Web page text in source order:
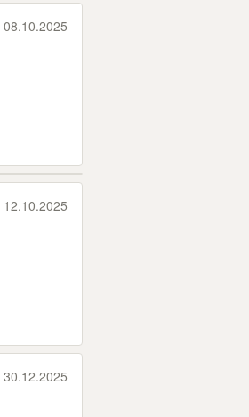
08.10.2025
12.10.2025
30.12.2025